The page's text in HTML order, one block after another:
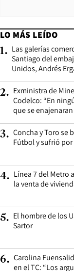
LO MÁS LEÍDO
1. Las galerías
Santiago del
Unidos, Andrés
2. Exministra de
Codelco: “En
que se
3. Concha y Toro se
Fútbol y sufrió
4. Línea 7 del Metro
la venta de
5. El hombre de los
Sartor
6. Carolina
en el TC: “Los